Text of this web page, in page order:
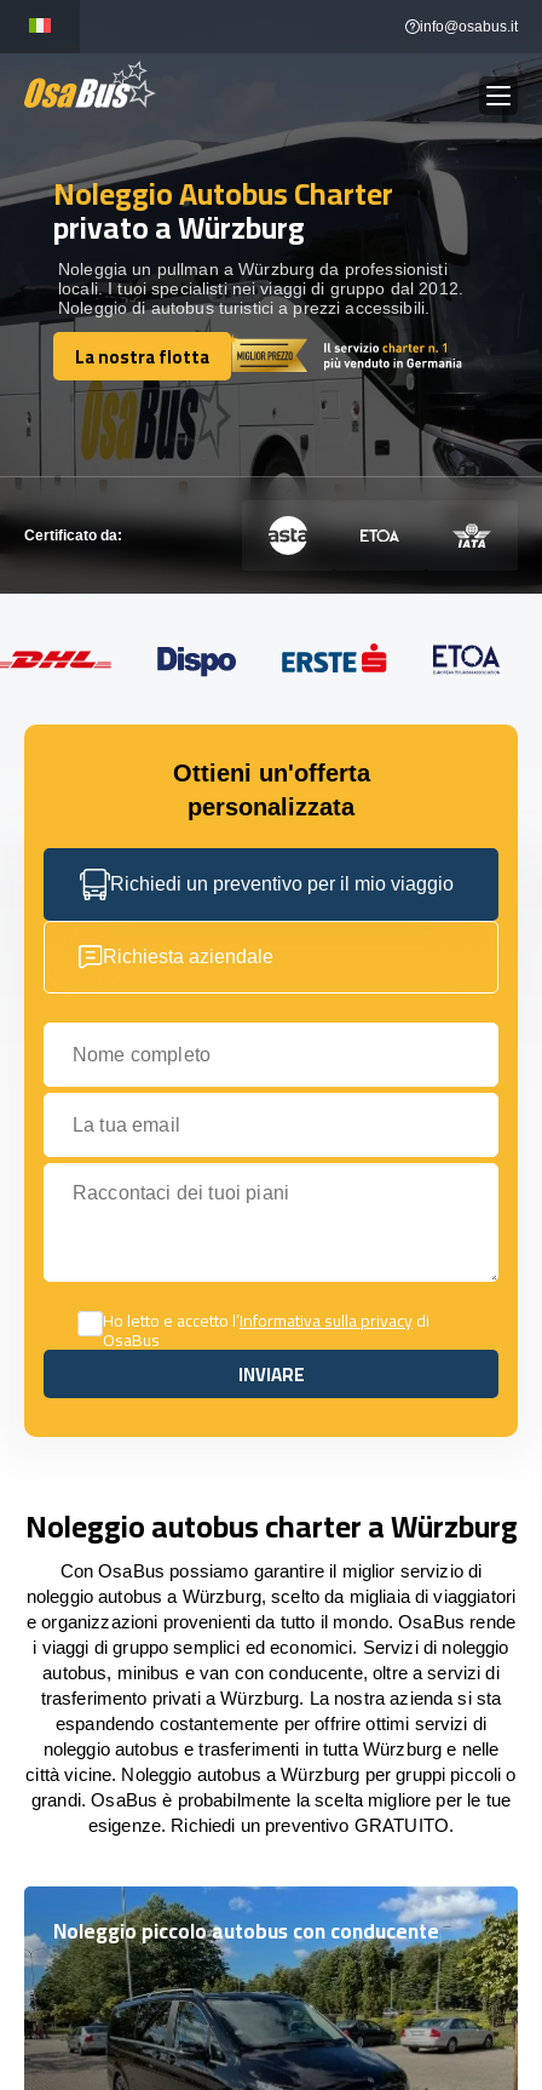
content
info@osabus.it
NOLEGGIO AUTOBUS Show dropdown
DESTINAZIONI Show dropdown
FLOTTA
METTITI IN CONTATTO
METTITI IN CONTATTO
Noleggio Autobus Charter
privato a Würzburg
Noleggia un pullman a Würzburg da professionisti
locali. I tuoi specialisti nei viaggi di gruppo dal 2012.
Noleggio di autobus turistici a prezzi accessibili.
La nostra flotta
La nostra flotta
Certificato da:
Ottieni un'offerta
personalizzata
Richiedi un preventivo per il mio viaggio
Richiesta aziendale
Nome completo
La tua email
Raccontaci dei tuoi piani
Ho letto e accetto l’Informativa sulla privacydi
OsaBus
INVIARE
INVIARE
Noleggio autobus charter a Würzburg
Con OsaBus possiamo garantire il miglior servizio di
noleggio autobus a Würzburg, scelto da migliaia di viaggiatori
e organizzazioni provenienti da tutto il mondo. OsaBus rende
i viaggi di gruppo semplici ed economici. Servizi di noleggio
autobus, minibus e van con conducente, oltre a servizi di
trasferimento privati a Würzburg. La nostra azienda si sta
espandendo costantemente per offrire ottimi servizi di
noleggio autobus e trasferimenti in tutta Würzburg e nelle
città vicine. Noleggio autobus a Würzburg per gruppi piccoli o
grandi. OsaBus è probabilmente la scelta migliore per le tue
esigenze. Richiedi un preventivo GRATUITO.
Noleggio piccolo autobus con conducente